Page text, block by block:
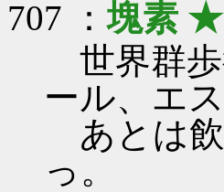
707 ：塊素 ★
世界群歩
ール、エ
あとは飲
っ。